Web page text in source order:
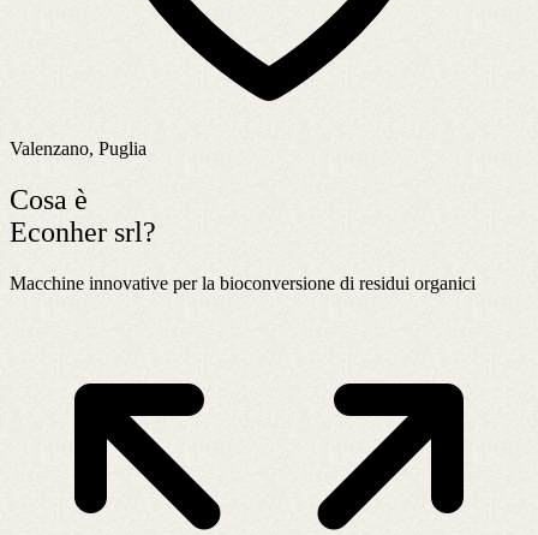
Valenzano, Puglia
Cosa è
Econher srl?
Macchine innovative per la bioconversione di residui organici